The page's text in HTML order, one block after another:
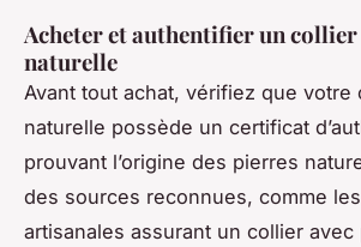
Acheter et authentifier un
naturelle
Avant tout achat, vérifiez que votre
naturelle possède un certificat
prouvant l’origine des pierres
des sources reconnues, comme
artisanales assurant un collier